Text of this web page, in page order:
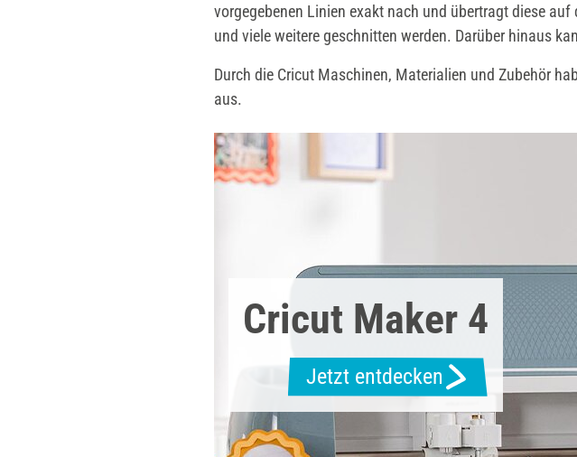
vorgegebenen Linien exakt nach und übertragt diese
und viele weitere geschnitten werden. Darüber hinaus
Durch die Cricut Maschinen, Materialien und Zubehör
aus.
Cricut Maker 4
Jetzt entdecken